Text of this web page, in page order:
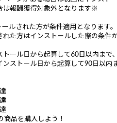
報酬獲得対象外となります※
ルされた方が条件適用となります。
た方はインストールした際の条件
ール日から起算して60日以内まで、
ストール日から起算して90日以内
品を購入しよう！